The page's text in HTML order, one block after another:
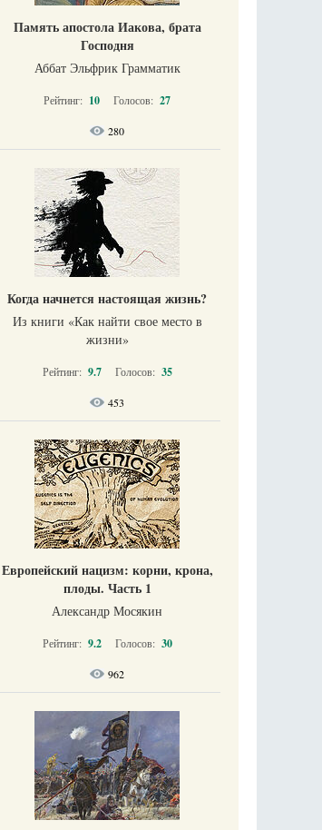
Память апостола Иакова, брата
Господня
Аббат Эльфрик Грамматик
Рейтинг: 10 Голосов: 27
280
Когда начнется настоящая жизнь?
Из книги «Как найти свое место в
жизни​»
Рейтинг: 9.7 Голосов: 35
453
Европейский нацизм: корни, крона,
плоды. Часть 1
Александр Мосякин
Рейтинг: 9.2 Голосов: 30
962